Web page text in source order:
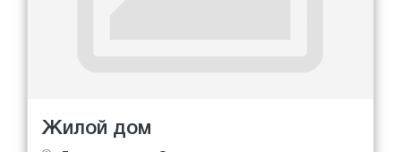
Жилой дом